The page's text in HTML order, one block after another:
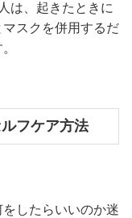
は、起きたときに
スクを併用するだ
フケア方法
したらいいのか迷